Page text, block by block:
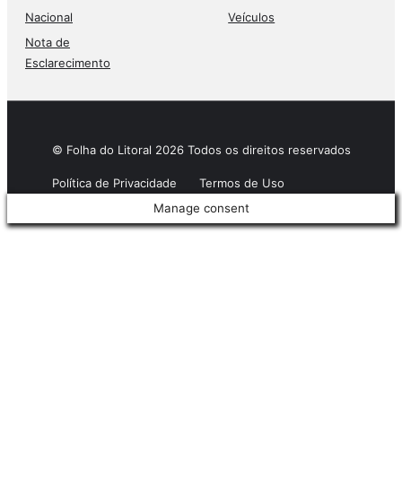
Nacional
Nota de
Esclarecimento
Veículos
© Folha do Litoral 2026 Todos os direitos reservados
Política de Privacidade
Termos de Uso
Manage consent